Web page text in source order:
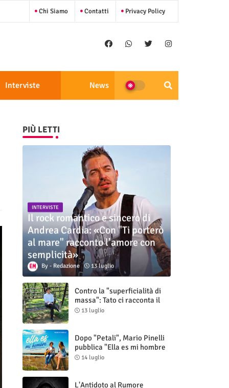
Chi Siamo Contatti Privacy Policy
Interviste News
PIÙ LETTI
INTERVISTE
Il rock romantico e sincero di
Andrea Cardia: «Con "Ti porterò
al mare" racconto l’amore con
semplicità»
Redazione 13 luglio
Contro la "superficialità di
massa": Tato ci racconta il
nuovo singolo "Vuoti digitali"
13 luglio
Dopo "Petali", Mario Pinelli
pubblica "Ella es mi hombre
(Il mio uomo è lei)"
14 luglio
L'Antidoto al Rumore